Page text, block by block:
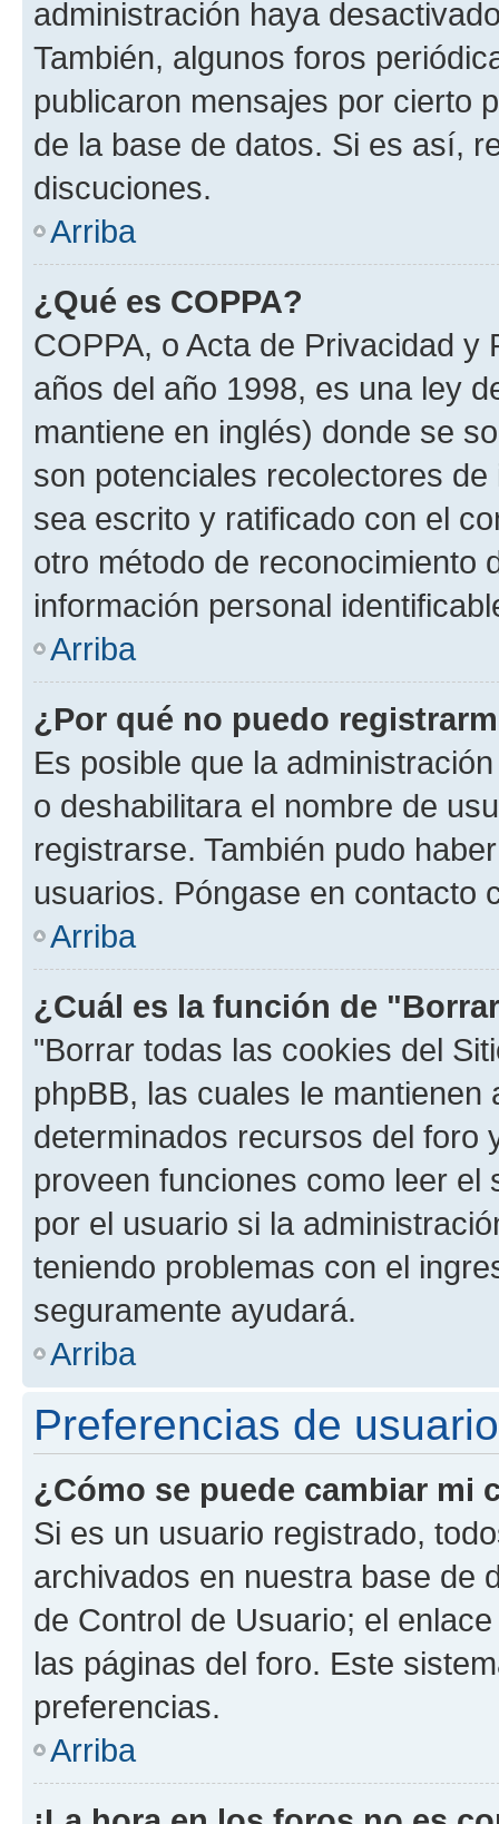
administración haya
También, algunos foros
publicaron mensajes por cierto
de la base de datos. Si es así,
discuciones.
Arriba
¿Qué es COPPA?
COPPA, o Acta de Privacidad
años del año 1998, es una ley
mantiene en inglés) donde se
son potenciales recolectores
sea escrito y ratificado con el
otro método de reconocimiento
información personal
Arriba
¿Por qué no puedo
Es posible que la
o deshabilitara el nombre de
registrarse. También pudo
usuarios. Póngase en contacto
Arriba
¿Cuál es la función de
"Borrar todas las cookies del
phpBB, las cuales le
determinados recursos del foro
proveen funciones como leer el
por el usuario si la
teniendo problemas con el
seguramente ayudará.
Arriba
Preferencias de
¿Cómo se puede cambiar mi
Si es un usuario registrado,
archivados en nuestra base de
de Control de Usuario; el
las páginas del foro. Este
preferencias.
Arriba